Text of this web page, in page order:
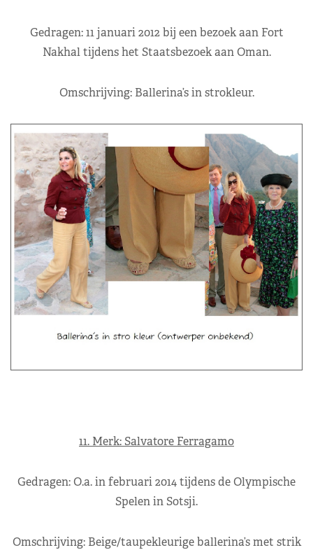
Gedragen: 11 januari 2012 bij een bezoek aan Fort
Nakhal tijdens het Staatsbezoek aan Oman.
Omschrijving: Ballerina’s in strokleur.
11. Merk: Salvatore Ferragamo
Gedragen: O.a. in februari 2014 tijdens de Olympische
Spelen in Sotsji.
Omschrijving: Beige/taupekleurige ballerina’s met strik